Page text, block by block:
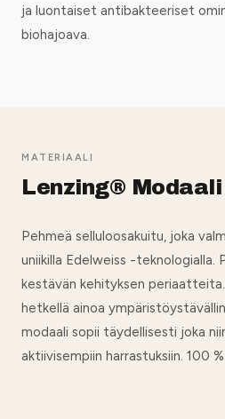
ja luontaiset antibakteeriset
biohajoava.
MATERIAALI
Lenzing® Modaali
Pehmeä selluloosakuitu, joka
uniikilla Edelweiss -
kestävän kehityksen
hetkellä ainoa
modaali sopii täydellisesti joka
aktiivisempiin harrastuksiin. 100